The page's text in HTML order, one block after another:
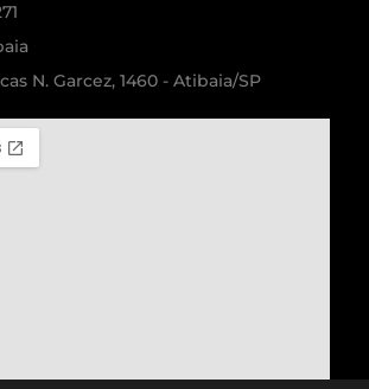
N. Garcez, 1460 - Atibaia/SP